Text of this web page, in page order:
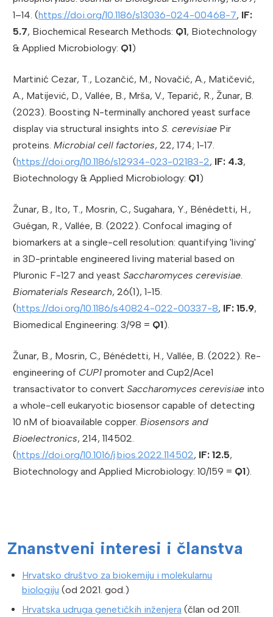
1–14. (https://doi.org/10.1186/s13036-024-00468-7, IF:
5.7, Biochemical Research Methods: Q1, Biotechnology
& Applied Microbiology: Q1)
Martinić Cezar, T., Lozančić, M., Novačić, A., Matičević,
A., Matijević, D., Vallée, B., Mrša, V., Teparić, R., Žunar, B.
(2023). Boosting N-terminally anchored yeast surface
display via structural insights intoS. cerevisiae Pir
proteins.Microbial cell factories, 22, 174; 1-17.
(https://doi.org/10.1186/s12934-023-02183-2, IF: 4.3,
Biotechnology & Applied Microbiology: Q1)
Žunar, B., Ito, T., Mosrin, C., Sugahara, Y., Bénédetti, H.,
Guégan, R., Vallée, B. (2022). Confocal imaging of
biomarkers at a single-cell resolution: quantifying 'living'
in 3D-printable engineered living material based on
Pluronic F-127 and yeastSaccharomyces cerevisiae
Biomaterials Research, 26(1), 1-15.
(https://doi.org/10.1186/s40824-022-00337-8, IF: 15.9,
Biomedical Engineering: 3/98 = Q1).
Žunar, B., Mosrin, C., Bénédetti, H., Vallée, B. (2022). Re-
engineering of CUP1 promoter and Cup2/Ace1
transactivator to convertSaccharomyces cerevisiae into
a whole-cell eukaryotic biosensor capable of detecting
10 nM of bioavailable copper.Biosensors and
Bioelectronics, 214, 114502.
(https://doi.org/10.1016/j.bios.2022.114502, IF: 12.5,
Biotechnology and Applied Microbiology: 10/159 = Q1).
Znanstveni interesi i članstva
Hrvatsko društvo za biokemiju i molekularnu
biologiju (od 2021. god.)
Hrvatska udruga genetičkih inženjera (član od 2011.